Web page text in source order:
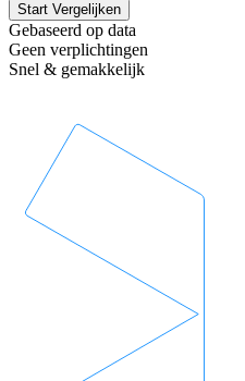
Start Vergelijken
Gebaseerd op data
Geen verplichtingen
Snel & gemakkelijk